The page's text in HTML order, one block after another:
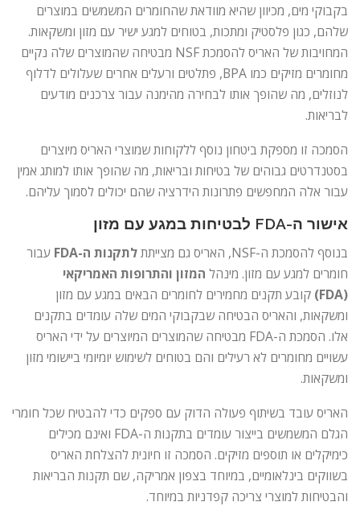
בקבוקי מים, מכיוון שהיא מוודאת שהחומרים המשמשים במוצרים
שלהם, כגון פלסטיק ומתכות, בטוחים למגע ישיר עם מזון ומשקאות.
המחויבות של האריס להסמכת NSF מבטיחה שהמוצרים שלה נקיים
מחומרים מזיקים כמו BPA, פתלטים ורעלים אחרים שעלולים לדלוף
לנוזלים, מה שהופך אותו לבחירה מהימנה עבור צרכנים מודעים
לבריאות.
הסמכה זו מספקת ביטחון נוסף ללקוחות שמוצרי האריס מיוצרים
בסטנדרטים גבוהים של בטיחות ובריאות, מה שהופך אותו למותג אמין
עבור אלה המחפשים פתרונות הידרציה שהם יכולים לסמוך עליהם.
אישור ה-FDA לבטיחות במגע עם מזון
בנוסף להסמכת ה-NSF, האריס גם מצייתת
לתקנות ה-FDA
עבור
חומרים למגע עם מזון. מינהל המזון והתרופות האמריקאי
(FDA)
קובע תקנים מחמירים לחומרים הבאים במגע עם מזון
ומשקאות, והאריס הבטיחה שבקבוקי המים שלה עומדים בתקנים
אלו. הסמכת ה-FDA מבטיחה שהמוצרים המיוצרים על ידי האריס
עשויים מחומרים לא רעילים והם בטוחים לשימוש יומיומי ביישומי מזון
ומשקאות.
האריס עובד בשיתוף פעולה הדוק עם ספקים כדי להבטיח שכל חומרי
הגלם המשמשים בייצור עומדים בתקנות ה-FDA ואינם מכילים
כימיקלים או תוספים מזיקים. הסמכה זו חיונית להצלחת האריס
בשווקים בינלאומיים, במיוחד בצפון אמריקה, שם תקנות הבריאות
והבטיחות למוצרי צריכה קפדניות במיוחד.